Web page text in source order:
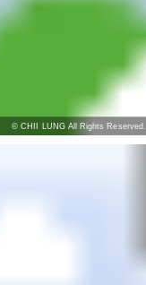
© CHII LUNG All Rights Reserved.